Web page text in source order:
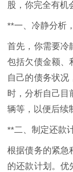
股，你完全有机
**一、冷静分析
首先，你需要冷
包括欠债金额、
自己的债务状况
时，分析自己目
辆等，以便后续
**二、制定还款
根据债务的紧急
的还款计划。优